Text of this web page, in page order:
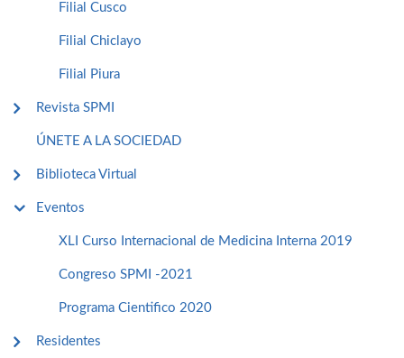
Filial Cusco
Filial Chiclayo
Filial Piura
Revista SPMI
ÚNETE A LA SOCIEDAD
Biblioteca Virtual
Eventos
XLI Curso Internacional de Medicina Interna 2019
Congreso SPMI -2021
Programa Cientifico 2020
Residentes